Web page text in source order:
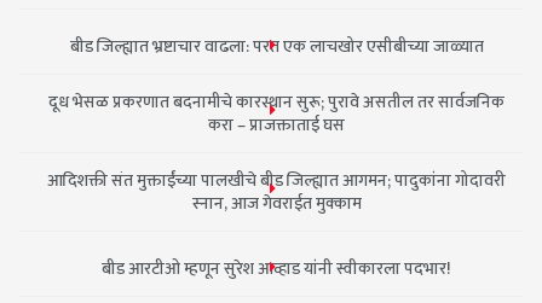
बीड जिल्ह्यात भ्रष्टाचार वाढला: परत एक लाचखोर एसीबीच्या जाळ्यात
दूध भेसळ प्रकरणात बदनामीचे कारस्थान सुरू; पुरावे असतील तर सार्वजनिक
करा – प्राजक्ताताई घस
आदिशक्ती संत मुक्ताईंच्या पालखीचे बीड जिल्ह्यात आगमन; पादुकांना गोदावरी
स्नान, आज गेवराईत मुक्काम
बीड आरटीओ म्हणून सुरेश आव्हाड यांनी स्वीकारला पदभार!